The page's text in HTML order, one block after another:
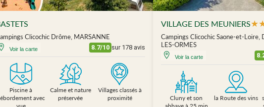
Clicochic Drôme, MARSANNE
Voir la carte 8.7/10 sur 178 avis
Piscine à
avec
Calme et nature
préservée
Villages classés à
proximité
VILLAGE DES MEUNIERS★
Campings Clicochic Saone-et-Loire,
LES-ORMES
Voir la carte
Cluny et son
la Route des vins